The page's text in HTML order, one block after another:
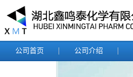
公司首页 公司介绍